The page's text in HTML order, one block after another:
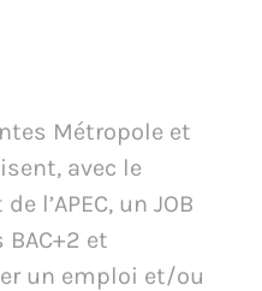
Métropole et
avec le
l’APEC, un JOB
et
un emploi et/ou